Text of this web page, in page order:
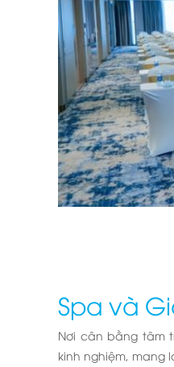
Spa và
Nơi cân bằng tâm
kinh nghiệm, mang